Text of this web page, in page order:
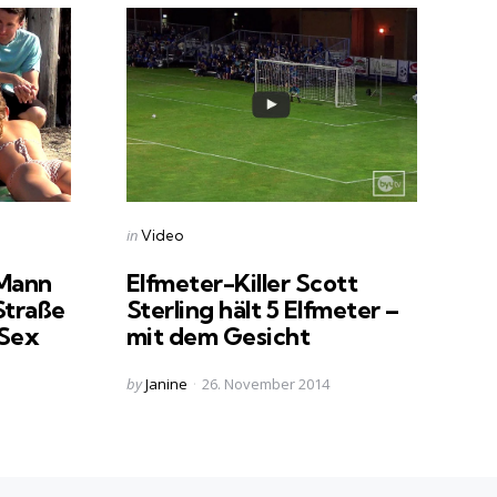
Categories
Posted
in Video
Elfmeter-Killer Scott
Sterling hält 5 Elfmeter –
mit dem Gesicht
Posted
byJanine 26. November 2014